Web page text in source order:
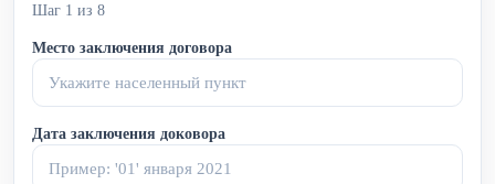
Шаг 1 из 8
Место заключения договора
Дата заключения доковора